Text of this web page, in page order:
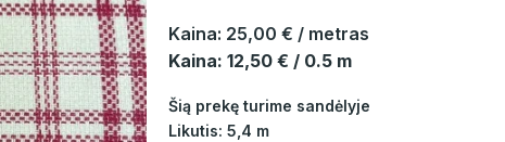
Kaina: 25,00 € / metras
Kaina: 12,50 € / 0.5 m
Šią prekę turime sandėlyje
Likutis: 5,4 m